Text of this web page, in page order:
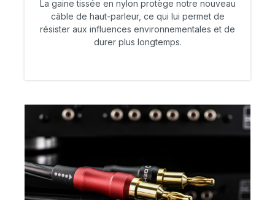
La gaine tissée en nylon protège notre nouveau
câble de haut-parleur, ce qui lui permet de
résister aux influences environnementales et de
durer plus longtemps.